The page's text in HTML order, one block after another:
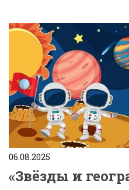
06.08.2025
«Звёзды и